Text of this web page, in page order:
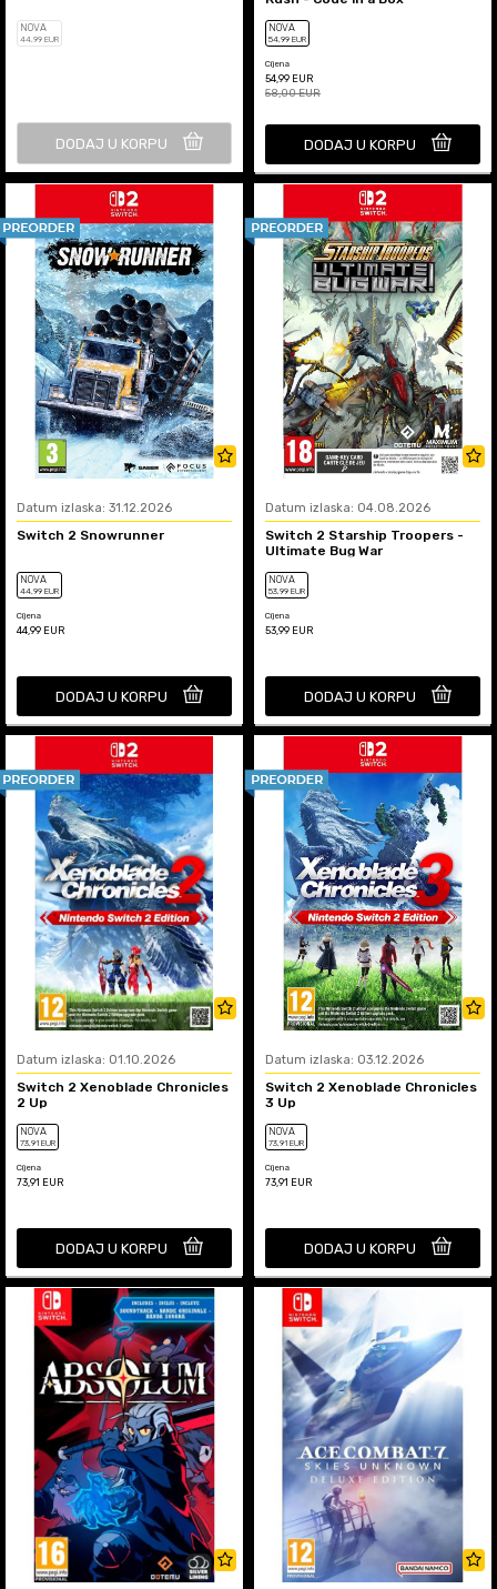
NOVA
44,99 EUR
DODAJ U KORPU
NOVA
54,99 EUR
Cijena
54,99 EUR
58,00EUR
DODAJ U KORPU
Datum izlaska: 31.12.2026
Switch 2 Snowrunner
NOVA
44,99 EUR
Cijena
44,99 EUR
DODAJ U KORPU
Datum izlaska: 04.08.2026
Switch 2 Starship Troopers -
Ultimate Bug War
NOVA
53,99 EUR
Cijena
53,99 EUR
DODAJ U KORPU
Datum izlaska: 01.10.2026
Switch 2 Xenoblade Chronicles
2 Up
NOVA
73,91 EUR
Cijena
73,91 EUR
DODAJ U KORPU
Datum izlaska: 03.12.2026
Switch 2 Xenoblade Chronicles
3 Up
NOVA
73,91 EUR
Cijena
73,91 EUR
DODAJ U KORPU